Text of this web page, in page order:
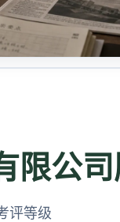
限公
评等级